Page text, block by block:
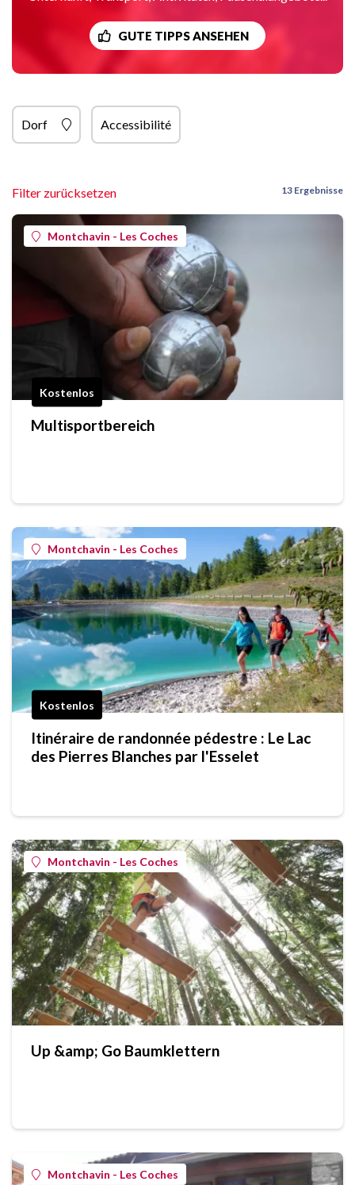
GUTE TIPPS ANSEHEN
Dorf Accessibilité
Filter zurücksetzen 13 Ergebnisse
Montchavin - Les Coches
Kostenlos
Multisportbereich
Montchavin - Les Coches
Kostenlos
Itinéraire de randonnée pédestre : Le Lac
des Pierres Blanches par l'Esselet
Montchavin - Les Coches
Up &amp; Go Baumklettern
Montchavin - Les Coches